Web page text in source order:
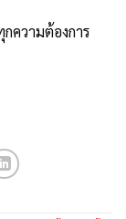
ความต้องการ